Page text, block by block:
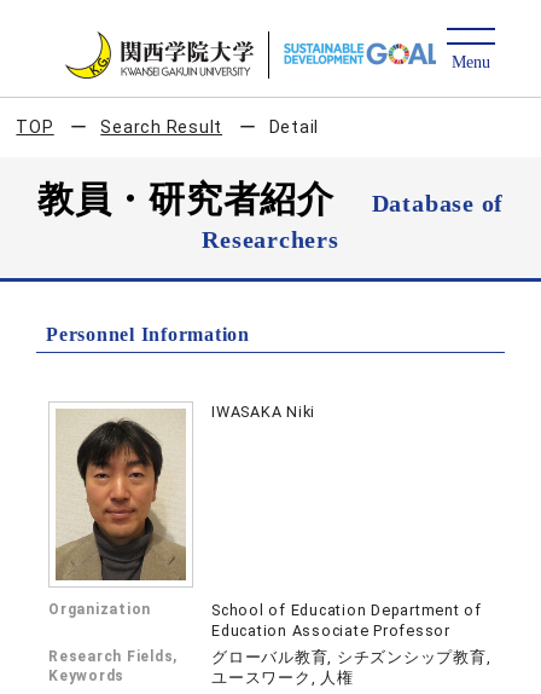
TOP Search Result Detail
教員・研究者紹介
Database of
Researchers
Personnel Information
IWASAKA Niki
Organization
School of Education Department of
Education Associate Professor
Research Fields,
Keywords
グローバル教育, シチズンシップ教育,
ユースワーク, 人権